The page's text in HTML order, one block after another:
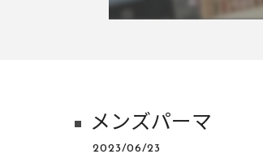
メンズパーマ
2023/06/23